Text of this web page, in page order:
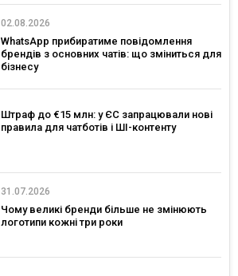
02.08.2026
WhatsApp прибиратиме повідомлення
брендів з основних чатів: що зміниться для
бізнесу
Штраф до €15 млн: у ЄС запрацювали нові
правила для чатботів і ШІ-контенту
31.07.2026
Чому великі бренди більше не змінюють
логотипи кожні три роки